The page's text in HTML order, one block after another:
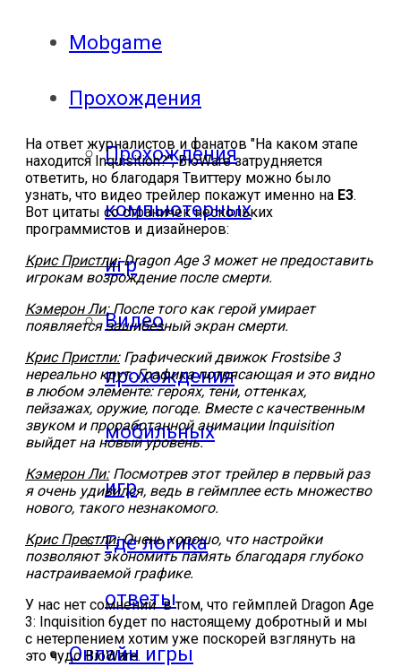
Mobgame
Прохождения
Прохождения
компьютерных
игр
Видео
прохождения
мобильных
игр
Где логика
ответы
Онлайн игры
На ответ журналистов и фанатов "На каком этапе
находитсяInquisition?",BioWare затрудняется
ответить, но благодаря Твиттеру можно было
узнать, что видео трейлер покажут именно на E3.
Вот цитаты со страничек нескольких
программистов и дизайнеров:
Крис Пристли:Dragon Age 3 может не предоставить
игрокам возрождение после смерти.
Кэмерон Ли:После того как герой умирает
появляется зашибезный экран смерти.
Крис Пристли:Графический движок Frostsibe 3
нереально крут. Графика потрясающая и это видно
в любом элементе: героях, тени, оттенках,
пейзажах, оружие, погоде. Вместе с качественным
звуком и проработанной анимации Inquisition
выйдет на новый уровень.
Кэмерон Ли:Посмотрев этот трейлер в первый раз
я очень удивился, ведь в геймплее есть множество
нового, такого незнакомого.
Крис Престли:Очень хорошо, что настройки
позволяют экономить память благодаря глубоко
настраиваемой графике.
У нас нет сомнений в том, что геймплей Dragon Age
3: Inquisition будет по настоящему добротный и мы
с нетерпением хотим уже поскорей взглянуть на
это чудоBioWare.